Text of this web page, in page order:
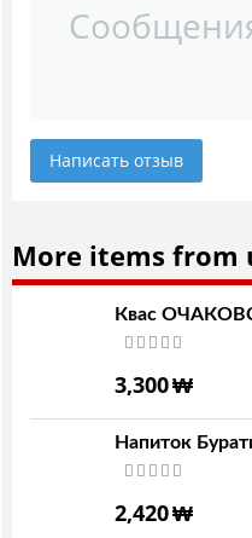
Написать отзыв
More items from
Квас
3,300₩
Напиток
2,420₩